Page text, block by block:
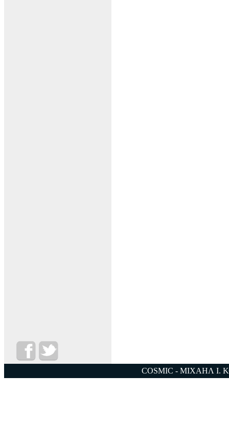
COSMIC - ΜΙΧΑΗΛ Ι.